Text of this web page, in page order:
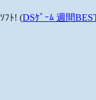
ﾌﾄ! (DSｹﾞｰﾑ 週間